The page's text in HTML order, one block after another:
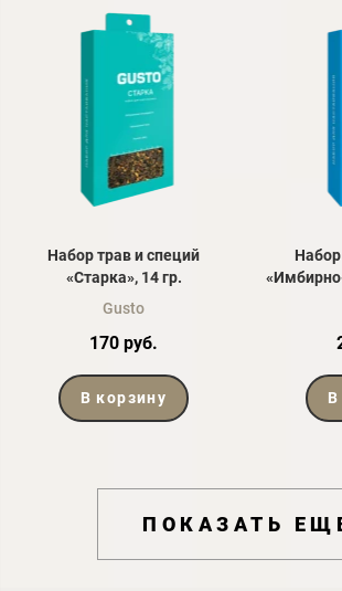
Набор трав и специй
«Старка», 14 гр.
Gusto
170 руб.
В корзину В
ПОКАЗАТЬ